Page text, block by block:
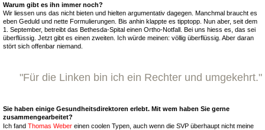
Warum gibt es ihn immer noch?
Wir liessen uns das nicht bieten und hielten argumentativ dagegen. Manchmal braucht es
eben Geduld und nette Formulierungen. Bis anhin klappte es tipptopp. Nun aber, seit dem
1. September, betreibt das Bethesda-Spital einen Ortho-Notfall. Bei uns hiess es, das sei
überflüssig. Jetzt gibt es einen zweiten. Ich würde meinen: völlig überflüssig. Aber daran
stört sich offenbar niemand.
"Für die Linken bin ich ein Rechter und umgekehrt."
Sie haben einige Gesundheitsdirektoren erlebt. Mit wem haben Sie gerne
zusammengearbeitet?
Ich fand Thomas Weber einen coolen Typen, auch wenn die SVP überhaupt nicht meine